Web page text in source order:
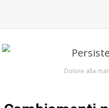
Dolore alla